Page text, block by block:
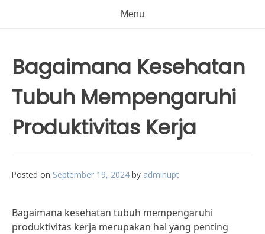
Menu
Bagaimana Kesehatan
Tubuh Mempengaruhi
Produktivitas Kerja
Posted on September 19, 2024 by adminupt
Bagaimana kesehatan tubuh mempengaruhi
produktivitas kerja merupakan hal yang penting